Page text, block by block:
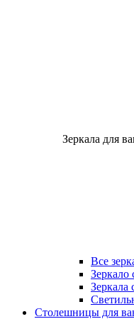
Зеркала для
Все
Зеркало
Столешницы для